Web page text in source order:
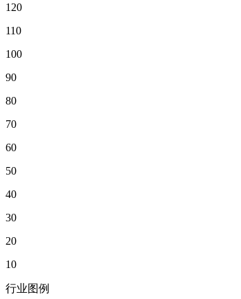
120
110
100
90
80
70
60
50
40
30
20
10
行业图例